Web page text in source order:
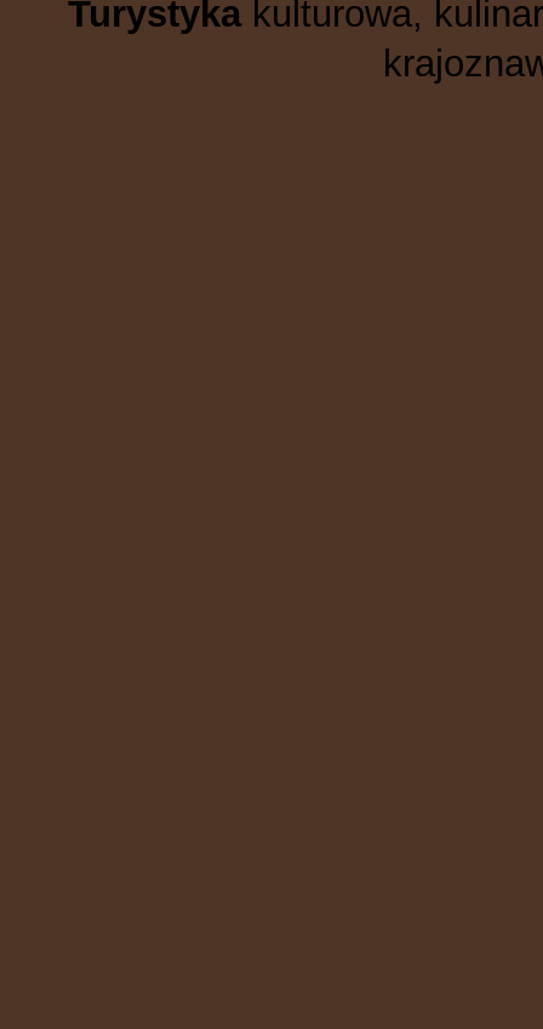
Turystykakulturowa,